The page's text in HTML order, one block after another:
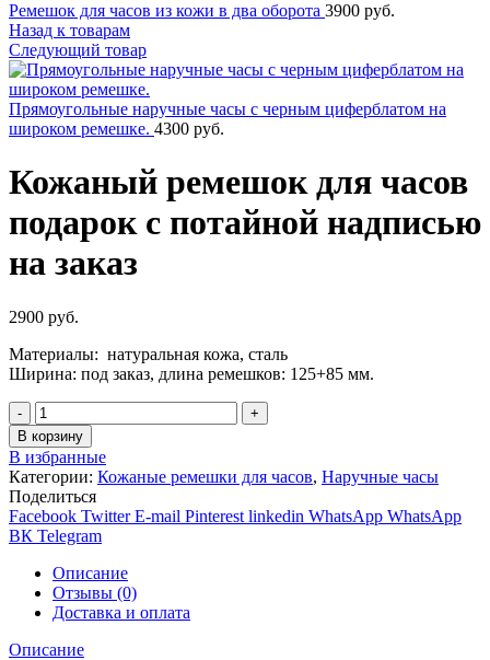
Ремешок для часов из кожи в два оборота 3900 руб.
Назад к товарам
Следующий товар
Прямоугольные наручные часы с черным циферблатом на
широком ремешке. 4300 руб.
Кожаный ремешок для часов
подарок с потайной надписью
на заказ
2900 руб.
Материалы: натуральная кожа, сталь
Ширина: под заказ, длина ремешков: 125+85 мм.
Количество
В корзину
В избранные
Категории: Кожаные ремешки для часов, Наручные часы
Поделиться
Facebook Twitter E-mail Pinterest linkedin WhatsApp WhatsApp
ВК Telegram
Описание
Отзывы (0)
Доставка и оплата
Описание